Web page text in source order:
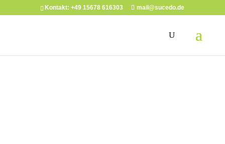
Kontakt: +49 15678 616303 mail@sucedo.de